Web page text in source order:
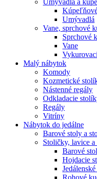
Umývadlá
Vane, sprchové
Sprchové
Vane
Malý nábytok
Komody
Kozmetické
Nástenné regály
Odkladacie
Regály
Vitríny
Nábytok do jedálne
Barové stoly a
Stoličky, lavice
Barové
Hojdacie
Rohové